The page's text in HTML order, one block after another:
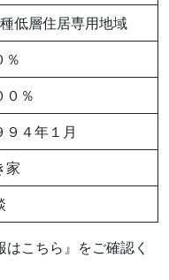
低層住居専用地域
％
０％
９４年１月
家
こちら』をご確認く